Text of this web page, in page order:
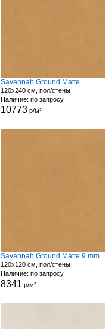
Savannah Ground Matte
120x240 см, пол/стены
Наличие: по запросу
10773р/м²
Savannah Ground Matte 9 mm
120x120 см, пол/стены
Наличие: по запросу
8341 р/м²